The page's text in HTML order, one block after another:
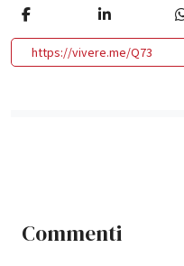
https://vivere.me/Q73
Commenti